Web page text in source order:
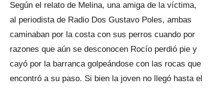
Según el relato de Melina, una amiga de la víctima,
al periodista de Radio Dos Gustavo Poles, ambas
caminaban por la costa con sus perros cuando por
razones que aún se desconocen Rocío perdió pie y
cayó por la barranca golpeándose con las rocas que
encontró a su paso. Si bien la joven no llegó hasta el